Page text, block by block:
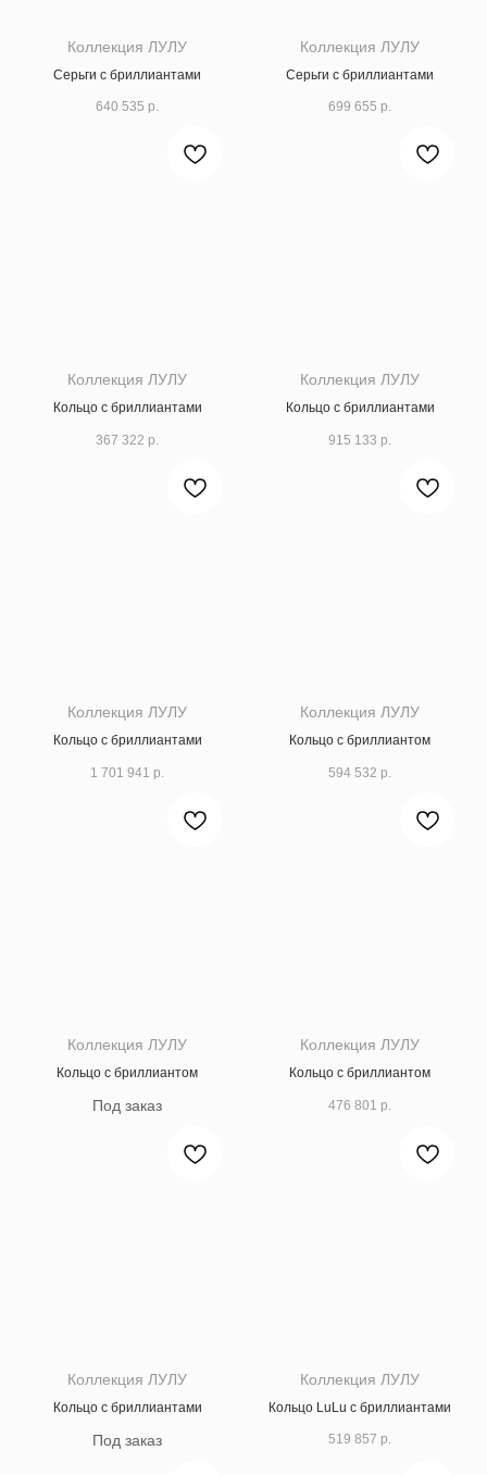
Коллекция ЛУЛУ
Серьги с бриллиантами
640 535 р.
Коллекция ЛУЛУ
Серьги с бриллиантами
699 655 р.
Коллекция ЛУЛУ
Кольцо с бриллиантами
367 322 р.
Коллекция ЛУЛУ
Кольцо с бриллиантами
915 133 р.
Коллекция ЛУЛУ
Кольцо с бриллиантами
1 701 941 р.
Коллекция ЛУЛУ
Кольцо с бриллиантом
594 532 р.
Коллекция ЛУЛУ
Кольцо с бриллиантом
Коллекция ЛУЛУ
Кольцо с бриллиантом
476 801 р.
Коллекция ЛУЛУ
Кольцо с бриллиантами
Коллекция ЛУЛУ
Кольцо LuLu с бриллиантами
519 857 р.